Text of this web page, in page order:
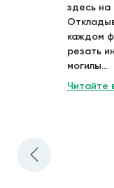
здесь на
каждом
резать
могилы...
Читайте